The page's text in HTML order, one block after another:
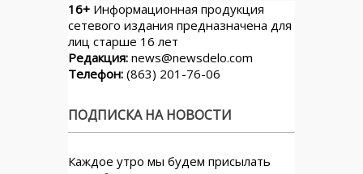
16+ Информационная продукция
сетевого издания предназначена для
лиц старше 16 лет
Редакция: news@newsdelo.com
Телефон: (863) 201-76-06
ПОДПИСКА НА НОВОСТИ
Каждое утро мы будем присылать